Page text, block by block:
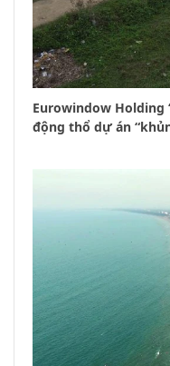
Eurowindow Holding
động thổ dự án